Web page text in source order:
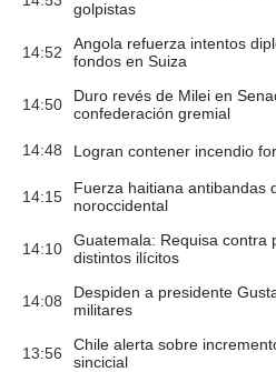
golpistas
14:52
Angola refuerza intentos
fondos en Suiza
14:50
Duro revés de Milei en
confederación gremial
14:48 Logran contener incendio
14:15
Fuerza haitiana antibandas
noroccidental
14:10
Guatemala: Requisa contra
distintos ilícitos
14:08
Despiden a presidente
militares
13:56
Chile alerta sobre
sincicial